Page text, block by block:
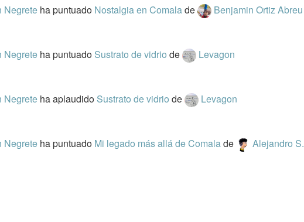
Negrete ha puntuado Nostalgia en Comalade Benjamin Ortiz Abreu
Negrete ha puntuado Sustrato de vidrio de Levagon
Negrete ha aplaudido Sustrato de vidrio de Levagon
Negrete ha puntuado Mi legado más allá de Comalade
Alejandro S.